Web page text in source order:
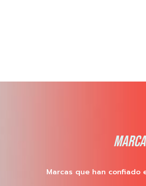
Marcas que han confiado